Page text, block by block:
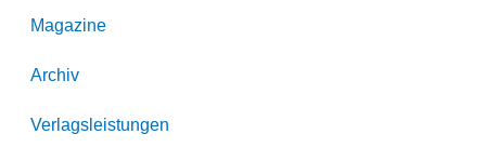
Magazine
Archiv
Verlagsleistungen